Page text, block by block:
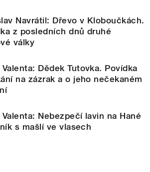
Navrátil: Dřevo v Kloboučkách.
z posledních dnů druhé
války
Valenta: Dědek Tutovka. Povídka
na zázrak a o jeho nečekaném
Valenta: Nebezpečí lavin na Hané
s mašlí ve vlasech